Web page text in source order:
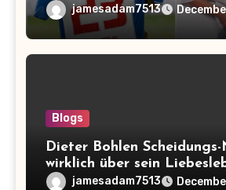
jamesadam7513
Blogs
Dieter Bohlen Scheidungs-
wirklich über sein
ist
jamesadam7513